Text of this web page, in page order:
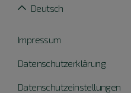
Impressum
Datenschutzerklärung
Datenschutzeinstellungen
Deutsch